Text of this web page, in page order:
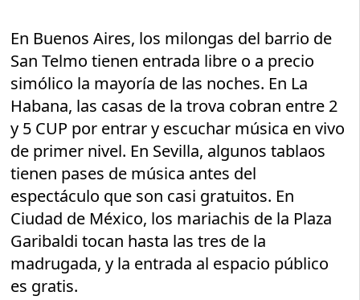
En Buenos Aires, los milongas del barrio de
San Telmo tienen entrada libre o a precio
simólico la mayoría de las noches. En La
Habana, las casas de la trova cobran entre 2
y 5 CUP por entrar y escuchar música en vivo
de primer nivel. En Sevilla, algunos tablaos
tienen pases de música antes del
espectáculo que son casi gratuitos. En
Ciudad de México, los mariachis de la Plaza
Garibaldi tocan hasta las tres de la
madrugada, y la entrada al espacio público
es gratis.